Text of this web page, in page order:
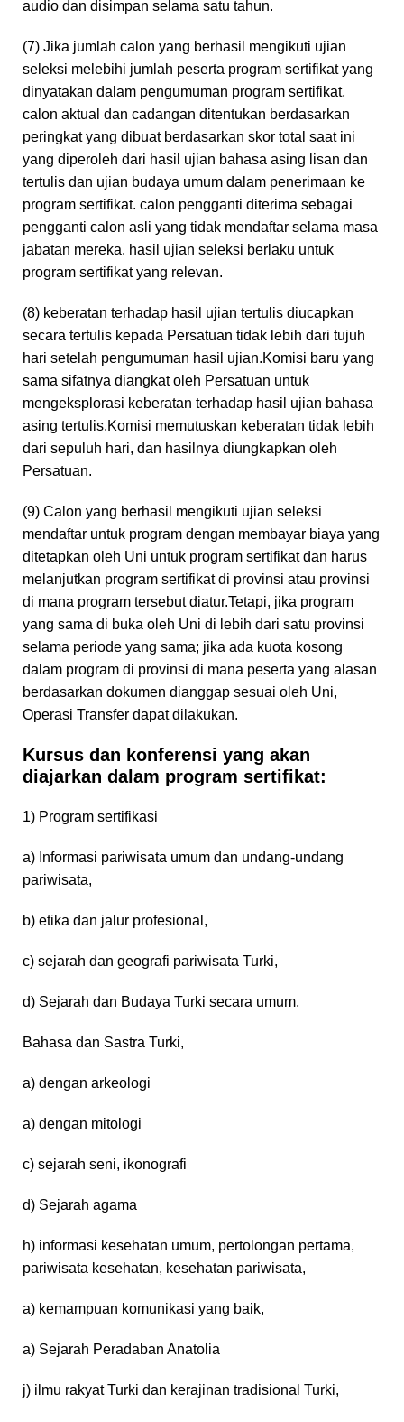
audio dan disimpan selama satu tahun.
(7) Jika jumlah calon yang berhasil mengikuti ujian
seleksi melebihi jumlah peserta program sertifikat yang
dinyatakan dalam pengumuman program sertifikat,
calon aktual dan cadangan ditentukan berdasarkan
peringkat yang dibuat berdasarkan skor total saat ini
yang diperoleh dari hasil ujian bahasa asing lisan dan
tertulis dan ujian budaya umum dalam penerimaan ke
program sertifikat. calon pengganti diterima sebagai
pengganti calon asli yang tidak mendaftar selama masa
jabatan mereka. hasil ujian seleksi berlaku untuk
program sertifikat yang relevan.
(8) keberatan terhadap hasil ujian tertulis diucapkan
secara tertulis kepada Persatuan tidak lebih dari tujuh
hari setelah pengumuman hasil ujian.Komisi baru yang
sama sifatnya diangkat oleh Persatuan untuk
mengeksplorasi keberatan terhadap hasil ujian bahasa
asing tertulis.Komisi memutuskan keberatan tidak lebih
dari sepuluh hari, dan hasilnya diungkapkan oleh
Persatuan.
(9) Calon yang berhasil mengikuti ujian seleksi
mendaftar untuk program dengan membayar biaya yang
ditetapkan oleh Uni untuk program sertifikat dan harus
melanjutkan program sertifikat di provinsi atau provinsi
di mana program tersebut diatur.Tetapi, jika program
yang sama di buka oleh Uni di lebih dari satu provinsi
selama periode yang sama; jika ada kuota kosong
dalam program di provinsi di mana peserta yang alasan
berdasarkan dokumen dianggap sesuai oleh Uni,
Operasi Transfer dapat dilakukan.
Kursus dan konferensi yang akan
diajarkan dalam program sertifikat:
1) Program sertifikasi
a) Informasi pariwisata umum dan undang-undang
pariwisata,
b) etika dan jalur profesional,
c) sejarah dan geografi pariwisata Turki,
d) Sejarah dan Budaya Turki secara umum,
Bahasa dan Sastra Turki,
a) dengan arkeologi
a) dengan mitologi
c) sejarah seni, ikonografi
d) Sejarah agama
h) informasi kesehatan umum, pertolongan pertama,
pariwisata kesehatan, kesehatan pariwisata,
a) kemampuan komunikasi yang baik,
a) Sejarah Peradaban Anatolia
j) ilmu rakyat Turki dan kerajinan tradisional Turki,